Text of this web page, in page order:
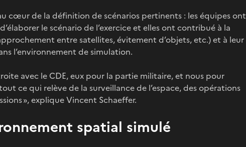
cœur de la définition de scénarios pertinents : les équipes ont
le scénario de l’exercice et elles ont contribué à la
entre satellites, évitement d’objets, etc.) et à leur
l’environnement de simulation.
avec le CDE, eux pour la partie militaire, et nous pour
ce qui relève de la surveillance de l’espace, des opérations
», explique Vincent Schaeffer.
spatial simulé